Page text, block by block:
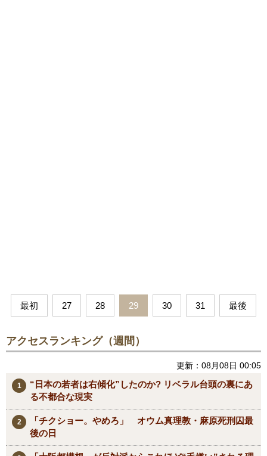
最初 27 28 29 30 31 最後
アクセスランキング（週間）
更新：08月08日 00:05
“日本の若者は右傾化”したのか? リベラル台頭の裏にあ
る不都合な現実
「チクショー。やめろ」 オウム真理教・麻原死刑囚最
後の日